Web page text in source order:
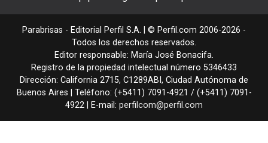
Parabrisas - Editorial Perfil S.A. | © Perfil.com 2006-2026 -
Todos los derechos reservados.
Editor responsable: María José Bonacifa.
Registro de la propiedad intelectual número 5346433
Dirección: California 2715, C1289ABI , Ciudad Autónoma de
Buenos Aires | Teléfono: (+5411) 7091-4921 / (+5411) 7091-
4922 | E-mail: perfilcom@perfil.com